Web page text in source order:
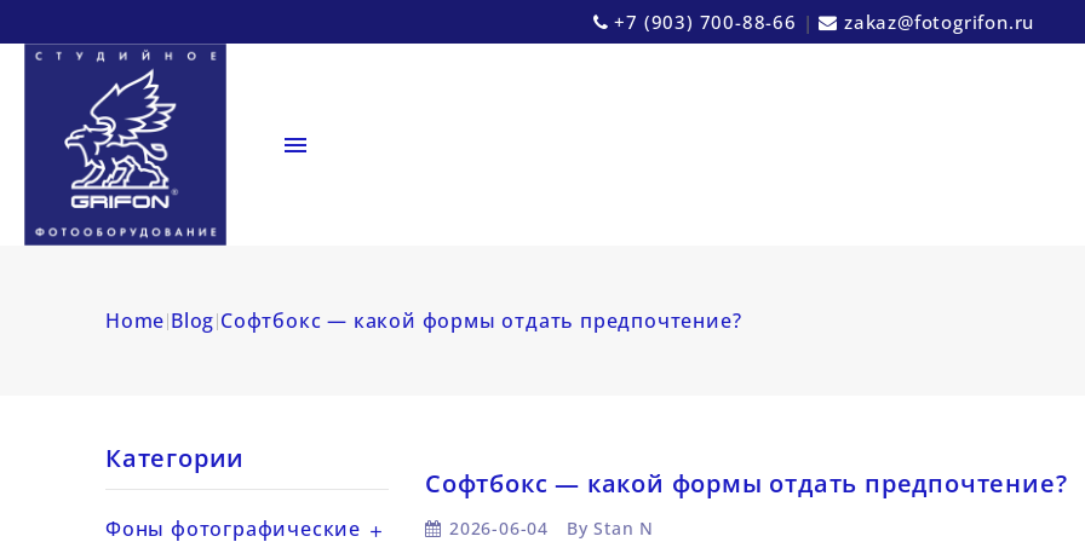
+7 (903) 700-88-66 | zakaz@fotogrifon.ru

Home Blog Софтбокс — какой формы отдать предпочтение?
Категории
Фоны фотографические 
Софтбокс — какой формы отдать предпочтение?
2026-06-04 ByStan N